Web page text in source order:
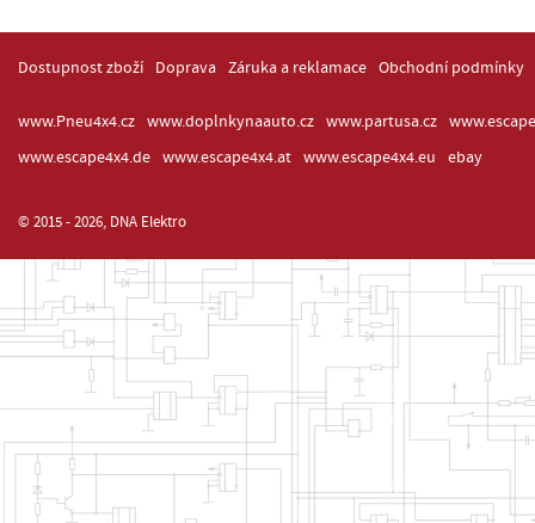
Dostupnost zboží Doprava Záruka a reklamace Obchodní podmínky
www.Pneu4x4.cz www.doplnkynaauto.cz www.partusa.cz
www.escape4x4.de
www.escape4x4.at www.escape4x4.eu ebay
© 2015 - 2026, DNA Elektro